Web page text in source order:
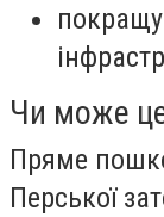
Чи може
Пряме
Перської